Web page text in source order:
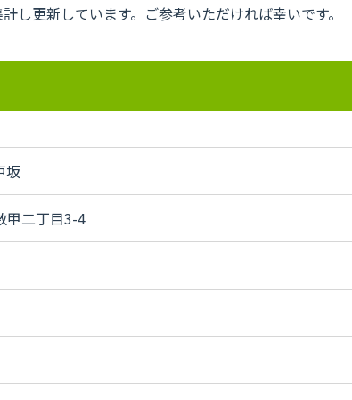
し更新しています。ご参考いただければ幸いです。
坂
甲二丁目3-4